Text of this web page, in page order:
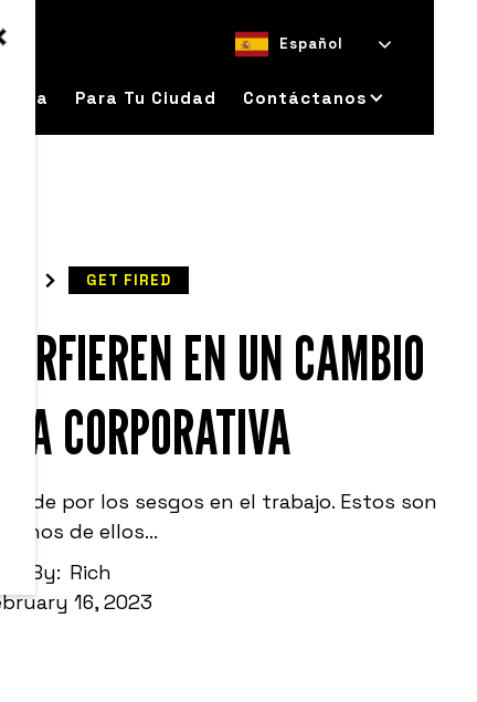
Español
Para Tu Ciudad Contáctanos
GET FIRED
EN UN CAMBIO
CORPORATIVA
por los sesgos en el trabajo. Estos son
de ellos...
By: Rich
16, 2023